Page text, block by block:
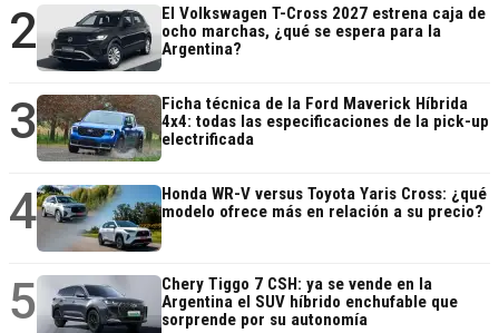
2
El Volkswagen T-Cross 2027 estrena caja de
ocho marchas, ¿qué se espera para la
Argentina?
3
Ficha técnica de la Ford Maverick Híbrida
4x4: todas las especificaciones de la pick-up
electrificada
4
Honda WR-V versus Toyota Yaris Cross: ¿qué
modelo ofrece más en relación a su precio?
5
Chery Tiggo 7 CSH: ya se vende en la
Argentina el SUV híbrido enchufable que
sorprende por su autonomía